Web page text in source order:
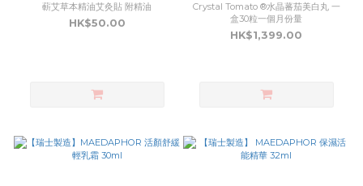
蔪艾草本精油艾灸貼 附精油
HK$50.00
Crystal Tomato ®水晶蕃茄美白丸 一
盒30粒一個月份量
HK$1,399.00